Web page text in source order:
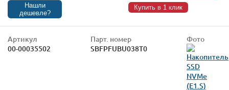
Нашли
дешевле?
Купить в 1 клик
Артикул
00-00035502
Парт. номер
SBFPFUBU038T0
Фото